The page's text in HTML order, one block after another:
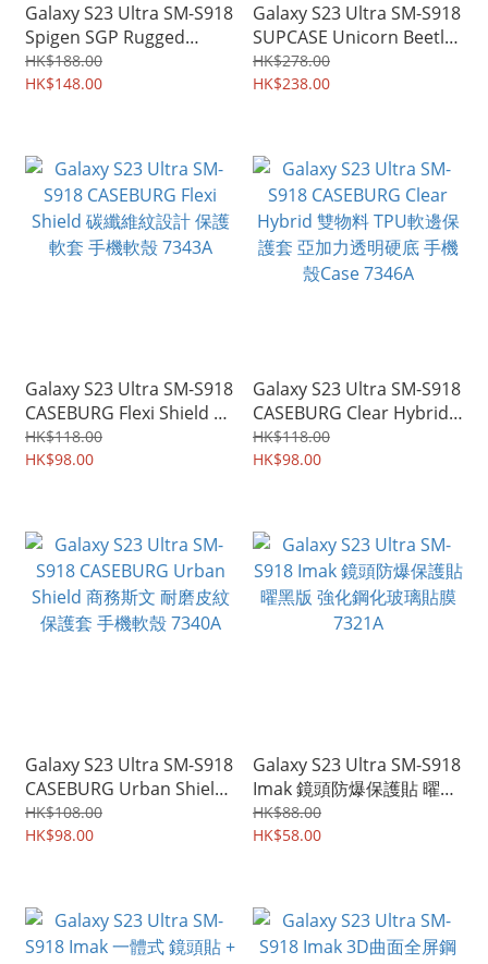
Galaxy S23 Ultra SM-S918
Spigen SGP Rugged
Armor 軍用級保護軟套 手
機軟殼Case 7352A
HK$188.00
HK$148.00
Galaxy S23 Ultra SM-S918
SUPCASE Unicorn Beetle
Pro 地盤裝修專用四邊前後
全包座枱保護殼支架手機套
HK$278.00
HK$238.00
Galaxy S23 Ultra SM-S918
CASEBURG Flexi Shield 碳
纖維紋設計 保護軟套 手機
軟殼 7343A
HK$118.00
HK$98.00
Galaxy S23 Ultra SM-S918
CASEBURG Clear Hybrid
雙物料 TPU軟邊保護套 亞
加力透明硬底 手機殼Case
HK$118.00
HK$98.00
Galaxy S23 Ultra SM-S918
CASEBURG Urban Shield
商務斯文 耐磨皮紋 保護套
手機軟殼 7340A
HK$108.00
HK$98.00
Galaxy S23 Ultra SM-S918
Imak 鏡頭防爆保護貼 曜黑
版 強化鋼化玻璃貼膜
7321A
HK$88.00
HK$58.00